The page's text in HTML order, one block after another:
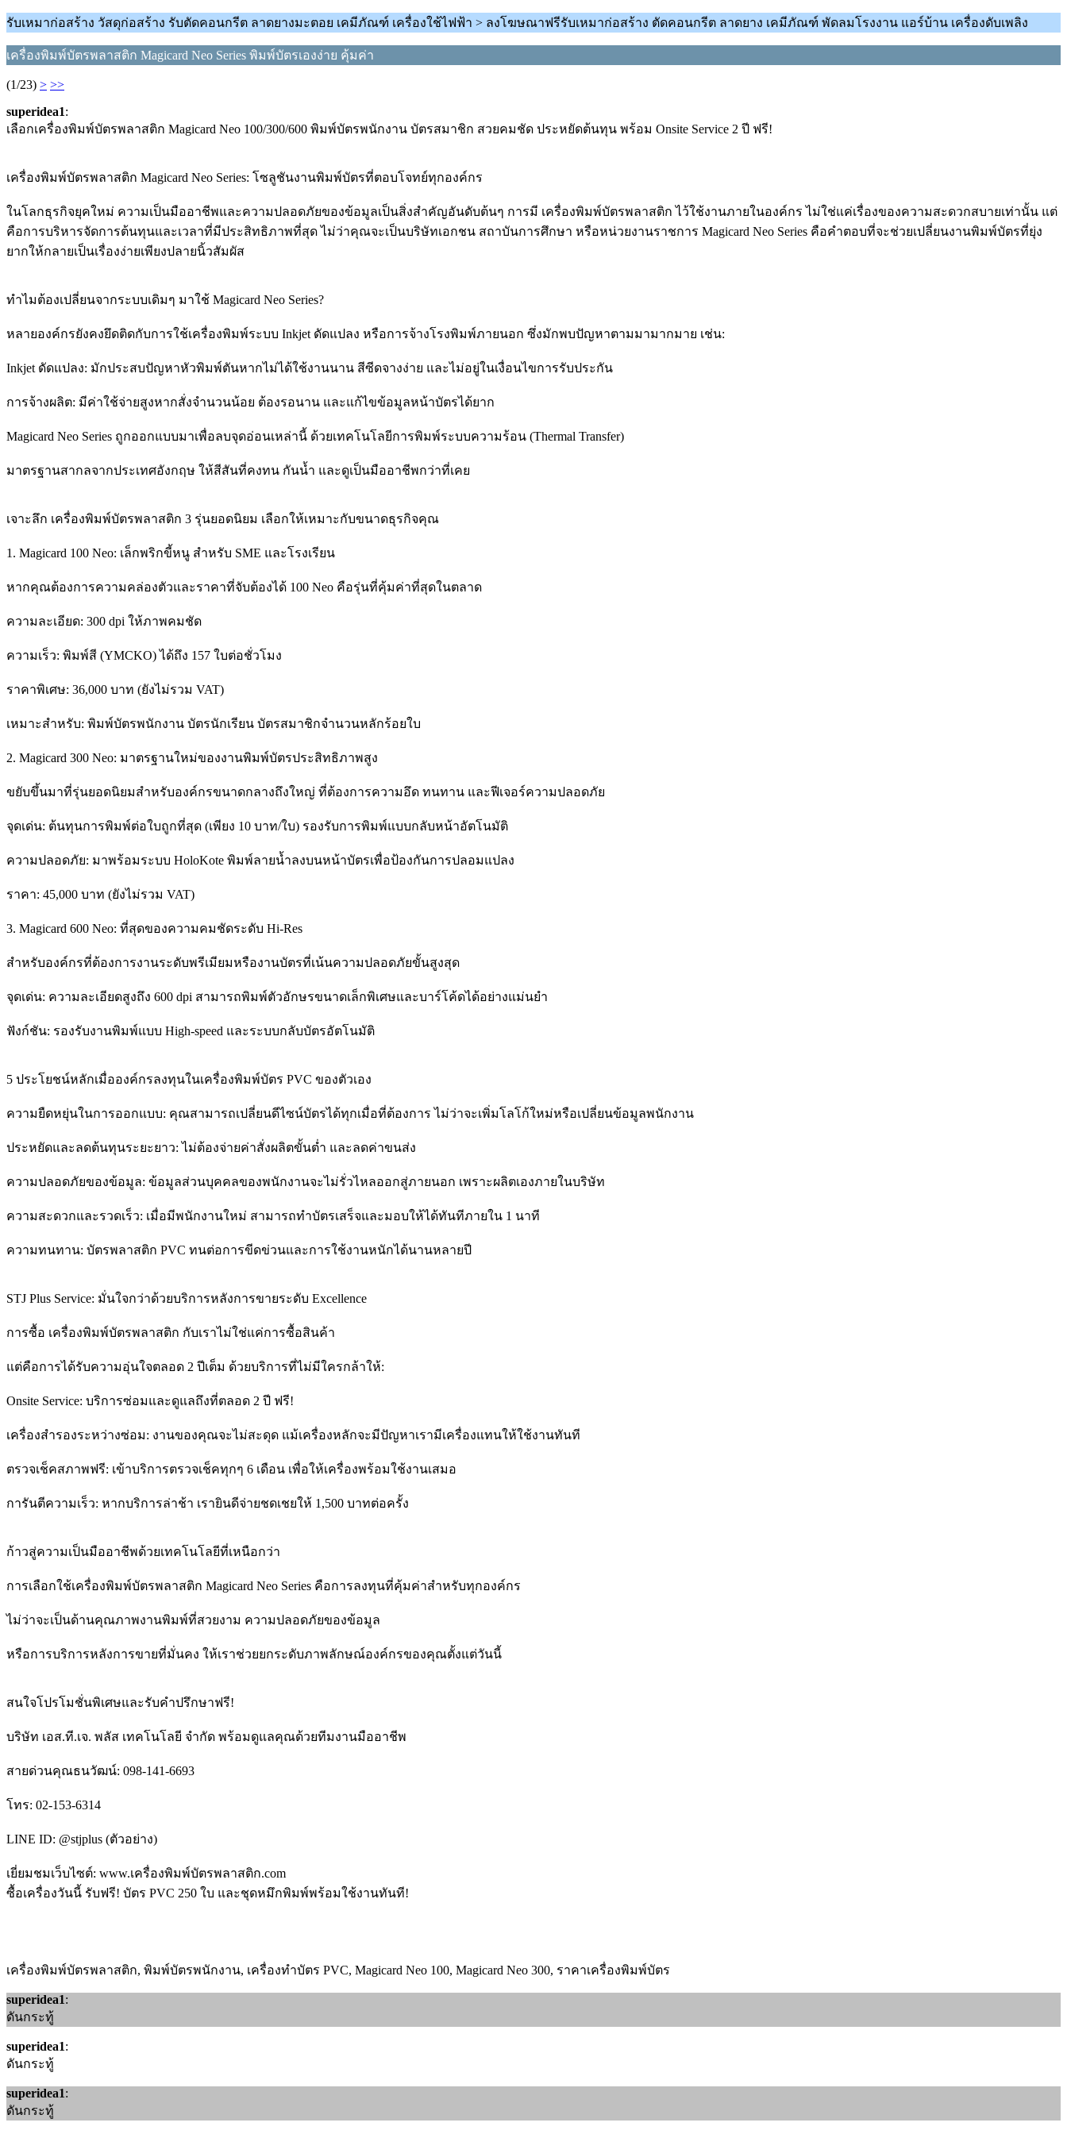
รับเหมาก่อสร้าง วัสดุก่อสร้าง รับตัดคอนกรีต ลาดยางมะตอย เคมีภัณฑ์ เครื่องใช้ไฟฟ้า > ลงโฆษณาฟรีรับเหมาก่อสร้าง ตัดคอนกรีต ลาดยาง เคมีภัณฑ์ พัดลมโรงงาน แอร์บ้าน เครื่องดับเพลิง
เครื่องพิมพ์บัตรพลาสติก Magicard Neo Series พิมพ์บัตรเองง่าย คุ้มค่า
(1/23) > >>
superidea1:
เลือกเครื่องพิมพ์บัตรพลาสติก Magicard Neo 100/300/600 พิมพ์บัตรพนักงาน บัตรสมาชิก สวยคมชัด ประหยัดต้นทุน พร้อม Onsite Service 2 ปี ฟรี!
เครื่องพิมพ์บัตรพลาสติก Magicard Neo Series: โซลูชันงานพิมพ์บัตรที่ตอบโจทย์ทุกองค์กร
ในโลกธุรกิจยุคใหม่ ความเป็นมืออาชีพและความปลอดภัยของข้อมูลเป็นสิ่งสำคัญอันดับต้นๆ การมี เครื่องพิมพ์บัตรพลาสติก ไว้ใช้งานภายในองค์กร ไม่ใช่แค่เรื่องของความสะดวกสบายเท่านั้น แต่
คือการบริหารจัดการต้นทุนและเวลาที่มีประสิทธิภาพที่สุด ไม่ว่าคุณจะเป็นบริษัทเอกชน สถาบันการศึกษา หรือหน่วยงานราชการ Magicard Neo Series คือคำตอบที่จะช่วยเปลี่ยนงานพิมพ์บัตรที่ยุ่ง
ยากให้กลายเป็นเรื่องง่ายเพียงปลายนิ้วสัมผัส
ทำไมต้องเปลี่ยนจากระบบเดิมๆ มาใช้ Magicard Neo Series?
หลายองค์กรยังคงยึดติดกับการใช้เครื่องพิมพ์ระบบ Inkjet ดัดแปลง หรือการจ้างโรงพิมพ์ภายนอก ซึ่งมักพบปัญหาตามมามากมาย เช่น:
Inkjet ดัดแปลง: มักประสบปัญหาหัวพิมพ์ตันหากไม่ได้ใช้งานนาน สีซีดจางง่าย และไม่อยู่ในเงื่อนไขการรับประกัน
การจ้างผลิต: มีค่าใช้จ่ายสูงหากสั่งจำนวนน้อย ต้องรอนาน และแก้ไขข้อมูลหน้าบัตรได้ยาก
Magicard Neo Series ถูกออกแบบมาเพื่อลบจุดอ่อนเหล่านี้ ด้วยเทคโนโลยีการพิมพ์ระบบความร้อน (Thermal Transfer)
มาตรฐานสากลจากประเทศอังกฤษ ให้สีสันที่คงทน กันน้ำ และดูเป็นมืออาชีพกว่าที่เคย
เจาะลึก เครื่องพิมพ์บัตรพลาสติก 3 รุ่นยอดนิยม เลือกให้เหมาะกับขนาดธุรกิจคุณ
1. Magicard 100 Neo: เล็กพริกขี้หนู สำหรับ SME และโรงเรียน
หากคุณต้องการความคล่องตัวและราคาที่จับต้องได้ 100 Neo คือรุ่นที่คุ้มค่าที่สุดในตลาด
ความละเอียด: 300 dpi ให้ภาพคมชัด
ความเร็ว: พิมพ์สี (YMCKO) ได้ถึง 157 ใบต่อชั่วโมง
ราคาพิเศษ: 36,000 บาท (ยังไม่รวม VAT)
เหมาะสำหรับ: พิมพ์บัตรพนักงาน บัตรนักเรียน บัตรสมาชิกจำนวนหลักร้อยใบ
2. Magicard 300 Neo: มาตรฐานใหม่ของงานพิมพ์บัตรประสิทธิภาพสูง
ขยับขึ้นมาที่รุ่นยอดนิยมสำหรับองค์กรขนาดกลางถึงใหญ่ ที่ต้องการความอึด ทนทาน และฟีเจอร์ความปลอดภัย
จุดเด่น: ต้นทุนการพิมพ์ต่อใบถูกที่สุด (เพียง 10 บาท/ใบ) รองรับการพิมพ์แบบกลับหน้าอัตโนมัติ
ความปลอดภัย: มาพร้อมระบบ HoloKote พิมพ์ลายน้ำลงบนหน้าบัตรเพื่อป้องกันการปลอมแปลง
ราคา: 45,000 บาท (ยังไม่รวม VAT)
3. Magicard 600 Neo: ที่สุดของความคมชัดระดับ Hi-Res
สำหรับองค์กรที่ต้องการงานระดับพรีเมียมหรืองานบัตรที่เน้นความปลอดภัยขั้นสูงสุด
จุดเด่น: ความละเอียดสูงถึง 600 dpi สามารถพิมพ์ตัวอักษรขนาดเล็กพิเศษและบาร์โค้ดได้อย่างแม่นยำ
ฟังก์ชัน: รองรับงานพิมพ์แบบ High-speed และระบบกลับบัตรอัตโนมัติ
5 ประโยชน์หลักเมื่อองค์กรลงทุนในเครื่องพิมพ์บัตร PVC ของตัวเอง
ความยืดหยุ่นในการออกแบบ: คุณสามารถเปลี่ยนดีไซน์บัตรได้ทุกเมื่อที่ต้องการ ไม่ว่าจะเพิ่มโลโก้ใหม่หรือเปลี่ยนข้อมูลพนักงาน
ประหยัดและลดต้นทุนระยะยาว: ไม่ต้องจ่ายค่าสั่งผลิตขั้นต่ำ และลดค่าขนส่ง
ความปลอดภัยของข้อมูล: ข้อมูลส่วนบุคคลของพนักงานจะไม่รั่วไหลออกสู่ภายนอก เพราะผลิตเองภายในบริษัท
ความสะดวกและรวดเร็ว: เมื่อมีพนักงานใหม่ สามารถทำบัตรเสร็จและมอบให้ได้ทันทีภายใน 1 นาที
ความทนทาน: บัตรพลาสติก PVC ทนต่อการขีดข่วนและการใช้งานหนักได้นานหลายปี
STJ Plus Service: มั่นใจกว่าด้วยบริการหลังการขายระดับ Excellence
การซื้อ เครื่องพิมพ์บัตรพลาสติก กับเราไม่ใช่แค่การซื้อสินค้า
แต่คือการได้รับความอุ่นใจตลอด 2 ปีเต็ม ด้วยบริการที่ไม่มีใครกล้าให้:
Onsite Service: บริการซ่อมและดูแลถึงที่ตลอด 2 ปี ฟรี!
เครื่องสำรองระหว่างซ่อม: งานของคุณจะไม่สะดุด แม้เครื่องหลักจะมีปัญหาเรามีเครื่องแทนให้ใช้งานทันที
ตรวจเช็คสภาพฟรี: เข้าบริการตรวจเช็คทุกๆ 6 เดือน เพื่อให้เครื่องพร้อมใช้งานเสมอ
การันตีความเร็ว: หากบริการล่าช้า เรายินดีจ่ายชดเชยให้ 1,500 บาทต่อครั้ง
ก้าวสู่ความเป็นมืออาชีพด้วยเทคโนโลยีที่เหนือกว่า
การเลือกใช้เครื่องพิมพ์บัตรพลาสติก Magicard Neo Series คือการลงทุนที่คุ้มค่าสำหรับทุกองค์กร
ไม่ว่าจะเป็นด้านคุณภาพงานพิมพ์ที่สวยงาม ความปลอดภัยของข้อมูล
หรือการบริการหลังการขายที่มั่นคง ให้เราช่วยยกระดับภาพลักษณ์องค์กรของคุณตั้งแต่วันนี้
สนใจโปรโมชั่นพิเศษและรับคำปรึกษาฟรี!
บริษัท เอส.ที.เจ. พลัส เทคโนโลยี จำกัด พร้อมดูแลคุณด้วยทีมงานมืออาชีพ
สายด่วนคุณธนวัฒน์: 098-141-6693
โทร: 02-153-6314
LINE ID: @stjplus (ตัวอย่าง)
เยี่ยมชมเว็บไซต์: www.เครื่องพิมพ์บัตรพลาสติก.com
ซื้อเครื่องวันนี้ รับฟรี! บัตร PVC 250 ใบ และชุดหมึกพิมพ์พร้อมใช้งานทันที!
เครื่องพิมพ์บัตรพลาสติก, พิมพ์บัตรพนักงาน, เครื่องทำบัตร PVC, Magicard Neo 100, Magicard Neo 300, ราคาเครื่องพิมพ์บัตร
superidea1:
ดันกระทู้
superidea1:
ดันกระทู้
superidea1:
ดันกระทู้